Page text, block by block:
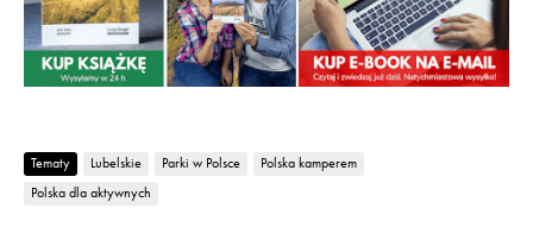
Tematy Lubelskie Parki w Polsce
Polska kamperem
Polska dla aktywnych